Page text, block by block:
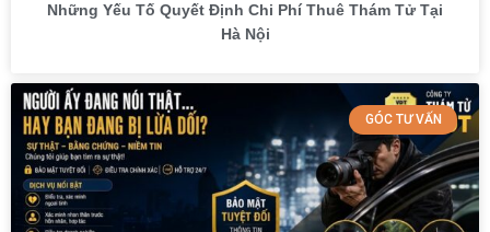
Những Yếu Tố Quyết Định Chi Phí Thuê Thám Tử Tại
Hà Nội
GÓC TƯ VẤN